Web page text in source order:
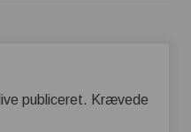
publiceret. Krævede